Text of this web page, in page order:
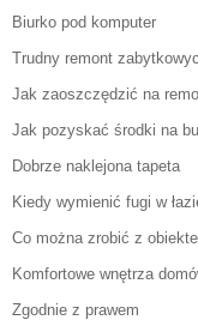
Biurko pod komputer
Trudny remont
Jak zaoszczędzić na
Jak pozyskać środki na
Dobrze naklejona tapeta
Kiedy wymienić fugi w
Co można zrobić z
Komfortowe wnętrza
Zgodnie z prawem